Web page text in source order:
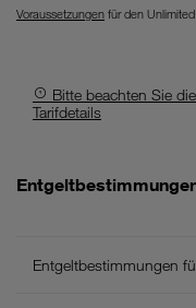
Voraussetzungen für den
Bitte beachten Sie
Tarifdetails
-
die
Entgeltbestimmungen